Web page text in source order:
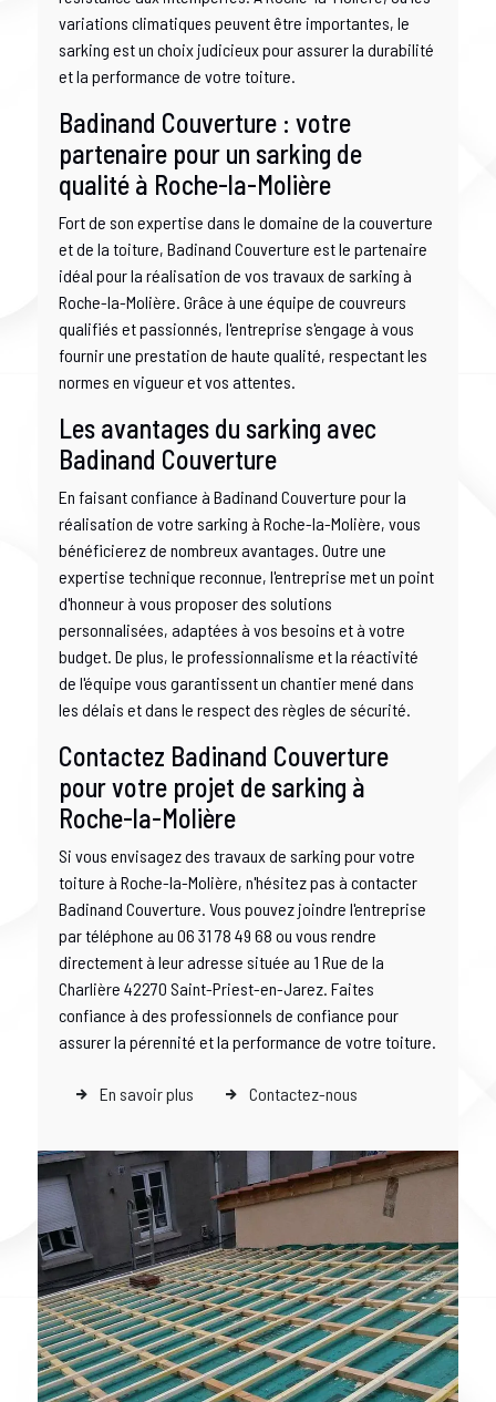
variations climatiques peuvent être importantes, le
sarking est un choix judicieux pour assurer la durabilité
et la performance de votre toiture.
Badinand Couverture : votre
partenaire pour un sarking de
qualité à Roche-la-Molière
Fort de son expertise dans le domaine de la couverture
et de la toiture, Badinand Couverture est le partenaire
idéal pour la réalisation de vos travaux de sarking à
Roche-la-Molière. Grâce à une équipe de couvreurs
qualifiés et passionnés, l'entreprise s'engage à vous
fournir une prestation de haute qualité, respectant les
normes en vigueur et vos attentes.
Les avantages du sarking avec
Badinand Couverture
En faisant confiance à Badinand Couverture pour la
réalisation de votre sarking à Roche-la-Molière, vous
bénéficierez de nombreux avantages. Outre une
expertise technique reconnue, l'entreprise met un point
d'honneur à vous proposer des solutions
personnalisées, adaptées à vos besoins et à votre
budget. De plus, le professionnalisme et la réactivité
de l'équipe vous garantissent un chantier mené dans
les délais et dans le respect des règles de sécurité.
Contactez Badinand Couverture
pour votre projet de sarking à
Roche-la-Molière
Si vous envisagez des travaux de sarking pour votre
toiture à Roche-la-Molière, n'hésitez pas à contacter
Badinand Couverture. Vous pouvez joindre l'entreprise
par téléphone au 06 31 78 49 68 ou vous rendre
directement à leur adresse située au 1 Rue de la
Charlière 42270 Saint-Priest-en-Jarez. Faites
confiance à des professionnels de confiance pour
assurer la pérennité et la performance de votre toiture.
En savoir plus Contactez-nous